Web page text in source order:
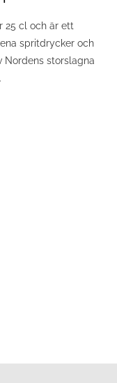
25 cl och är ett
spritdrycker och
Nordens storslagna